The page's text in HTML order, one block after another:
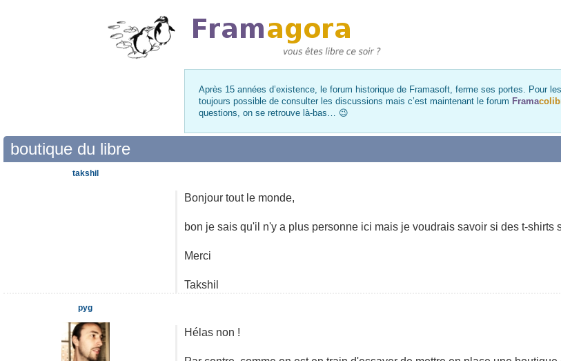
Après 15 années d’existence, le forum historique de Framasoft, ferme ses portes. Pour
toujours possible de consulter les discussions mais c’est maintenant le forum Frama
questions, on se retrouve là-bas… 😉
boutique du libre
Bonjour tout le monde,
bon je sais qu'il n'y a plus personne ici mais je voudrais savoir si des t-shirts
Merci
Takshil
takshil
Hélas non !
pyg